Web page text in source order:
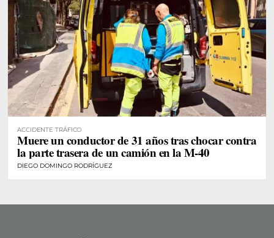
ACCIDENTE TRÁFICO
Muere un conductor de 31 años tras chocar contra
la parte trasera de un camión en la M-40
DIEGO DOMINGO RODRÍGUEZ